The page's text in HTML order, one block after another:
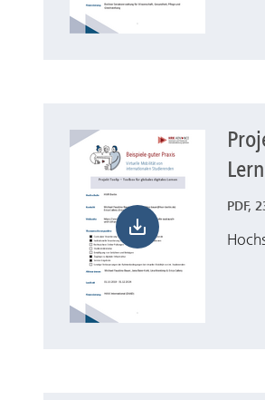
Herunterladen Projekt
PDF,